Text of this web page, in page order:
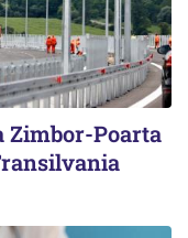
Zimbor-Poarta